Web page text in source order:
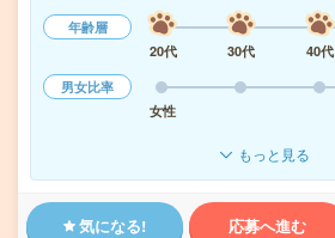
年齢層
20代
30代 40代
男女比率
女性
もっと見る
気になる! 応募へ進む